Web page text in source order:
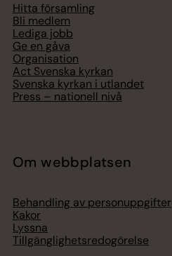
Hitta församling
Bli medlem
Lediga jobb
Ge en gåva
Organisation
Act Svenska kyrkan
Svenska kyrkan i utlandet
Press – nationell nivå
Om webbplatsen
Behandling av personuppgifter
Kakor
Lyssna
Tillgänglighetsredogörelse